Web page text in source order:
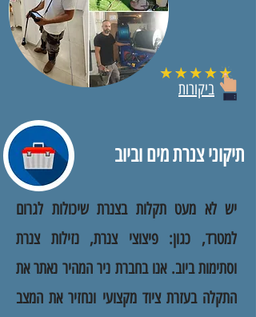
ביקורות
תיקוני צנרת מים וביוב
יש לא מעט תקלות בצנרת שיכולות לגרום
למטרד, כגון: פיצוצי צנרת, נזילות צנרת
וסתימות ביוב. אנו בחברת ניר המהיר נאתר את
התקלה בעזרת ציוד מקצועי ונחזיר את המצב